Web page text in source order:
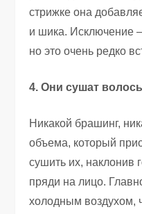
стрижке она
и шика. Исключение
но это очень редко
4. Они сушат
Никакой брашинг,
объема, который
сушить их, наклонив
пряди на лицо.
холодным воздухом,